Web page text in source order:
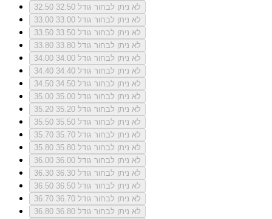
32.50
לא ניתן לבחור גודל 32.50
33.00
לא ניתן לבחור גודל 33.00
33.50
לא ניתן לבחור גודל 33.50
33.80
לא ניתן לבחור גודל 33.80
34.00
לא ניתן לבחור גודל 34.00
34.40
לא ניתן לבחור גודל 34.40
34.50
לא ניתן לבחור גודל 34.50
35.00
לא ניתן לבחור גודל 35.00
35.20
לא ניתן לבחור גודל 35.20
35.50
לא ניתן לבחור גודל 35.50
35.70
לא ניתן לבחור גודל 35.70
35.80
לא ניתן לבחור גודל 35.80
36.00
לא ניתן לבחור גודל 36.00
36.30
לא ניתן לבחור גודל 36.30
36.50
לא ניתן לבחור גודל 36.50
36.70
לא ניתן לבחור גודל 36.70
36.80
לא ניתן לבחור גודל 36.80